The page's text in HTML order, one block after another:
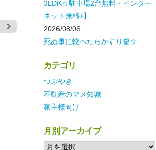
3LDK☆駐車場2台無料・インター
ネット無料♪】
2026/08/06
死ぬ事に較べたらかすり傷☆
カテゴリ
つぶやき
不動産のマメ知識
家主様向け
月別アーカイブ